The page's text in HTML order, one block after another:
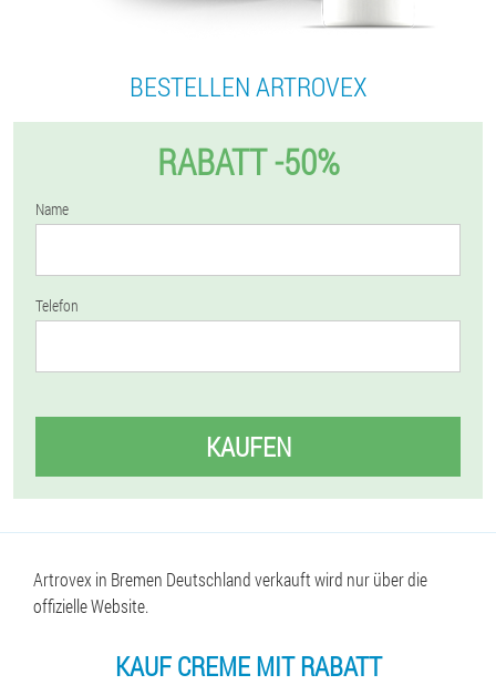
BESTELLEN ARTROVEX
RABATT -50%
Name
Telefon
KAUFEN
Artrovex in Bremen Deutschland verkauft wird nur über die
offizielle Website.
KAUF CREME MIT RABATT